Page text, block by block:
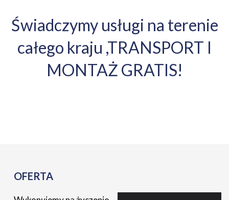
Świadczymy usługi na terenie
całego kraju ,TRANSPORT I
MONTAŻ GRATIS!
OFERTA